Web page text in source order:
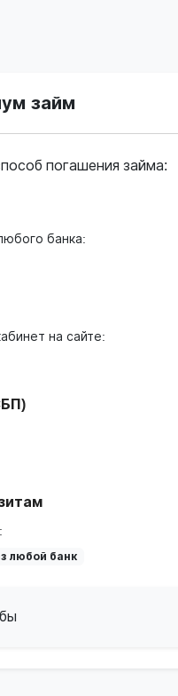
займ
погашения займа:
банка:
на сайте:
любой банк